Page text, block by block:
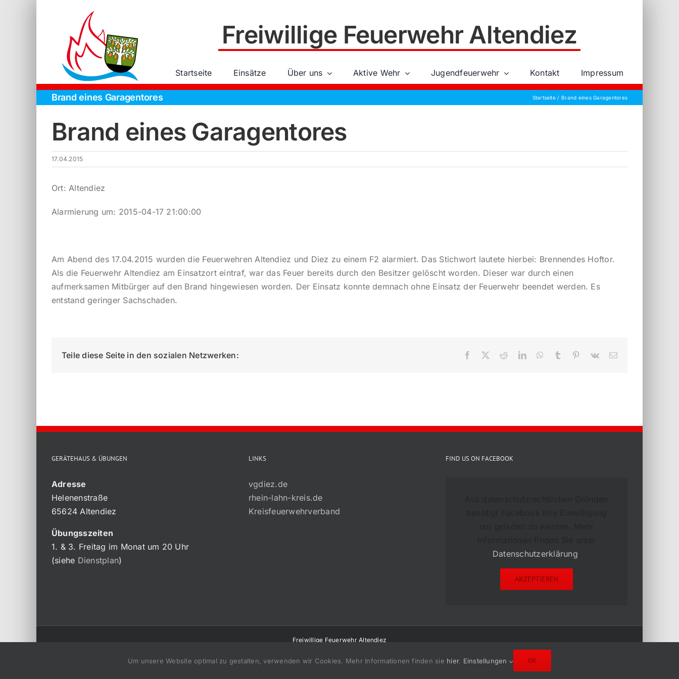
Freiwillige Feuerwehr Altendiez
Startseite Einsätze Über uns Aktive Wehr Jugendfeuerwehr Kontakt Impressum
Brand eines Garagentores Startseite Brand eines Garagentores
Brand eines Garagentores
17.04.2015
Ort: Altendiez
Alarmierung um: 2015-04-17 21:00:00
Am Abend des 17.04.2015 wurden die Feuerwehren Altendiez und Diez zu einem F2 alarmiert. Das Stichwort lautete hierbei: Brennendes Hoftor.
Als die Feuerwehr Altendiez am Einsatzort eintraf, war das Feuer bereits durch den Besitzer gelöscht worden. Dieser war durch einen
aufmerksamen Mitbürger auf den Brand hingewiesen worden. Der Einsatz konnte demnach ohne Einsatz der Feuerwehr beendet werden. Es
entstand geringer Sachschaden.
Teile diese Seite in den sozialen Netzwerken: Facebook RedditLinkedInWhatsApp
Tumblr Pinterest
Vk
E-
GERÄTEHAUS & ÜBUNGEN
Adresse
Helenenstraße
65624 Altendiez
Übungsszeiten
1. & 3. Freitag im Monat um 20 Uhr
(siehe Dienstplan)
LINKS
vgdiez.de
rhein-lahn-kreis.de
Kreisfeuerwehrverband
FIND US ON FACEBOOK
Datenschutzerklärung
AKZEPTIEREN
Freiwillige Feuerwehr Altendiez
FacebookInstagram
Rss
E-
Um unsere Website optimal zu gestalten, verwenden wir Cookies. Mehr Informationen finden sie hier. Einstellungen OK